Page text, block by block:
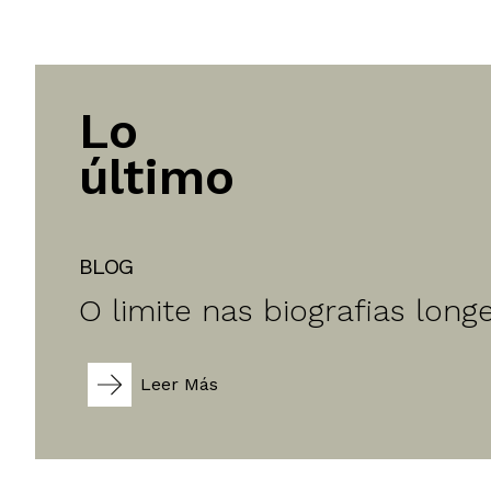
Lo
último
BLOG
O limite nas biografias
Leer Más